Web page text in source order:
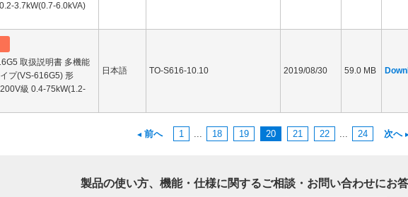
3.7kW(0.7-6.0kVA)
取扱説明書 多機能
プ(VS-616G5) 形
級 0.4-75kW(1.2-
日本語 TO-S616-10.10 2019/08/30 59.0 MB
前へ 1 ... 18 19 20 21 22 ... 24 次へ
製品の使い方、機能・仕様に関するご相談・お問い合わせにお答